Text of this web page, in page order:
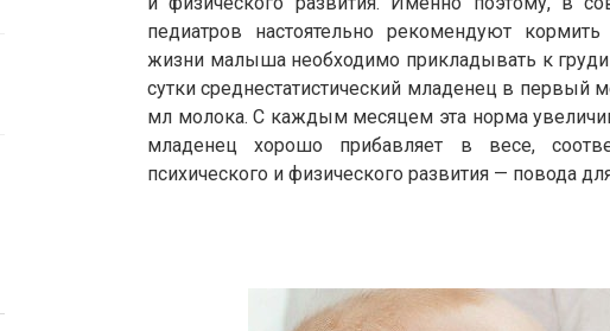
педиатров настоятельно рекомендуют
жизни малыша необходимо прикладывать к груди
сутки среднестатистический младенец в первый
мл молока. С каждым месяцем эта норма
младенец хорошо прибавляет в весе,
психического и физического развития — повода